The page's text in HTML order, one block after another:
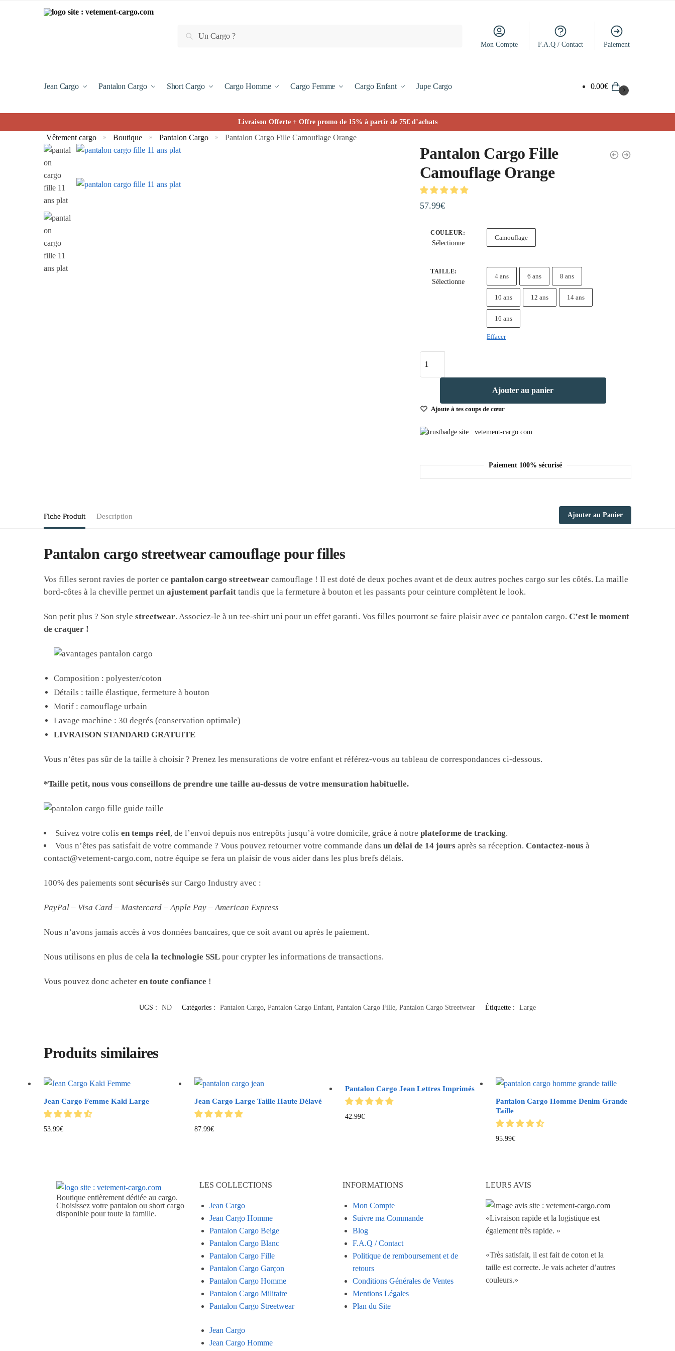
Recherche
Mon Compte F.A.Q / Contact Paiement
Jean Cargo Pantalon Cargo Short Cargo Cargo Homme Cargo Femme Cargo Enfant Jupe Cargo 0.00€ 0
Livraison Offerte + Offre promo de 15% à partir de 75€ d’achats
Vêtement cargo » Boutique » Pantalon Cargo » Pantalon Cargo Fille Camouflage Orange
Pantalon Cargo Fille
Camouflage Orange
57.99€
COULEUR :
Sélectionne
Camouflage
TAILLE:
Sélectionne
4 ans 6 ans 8 ans
10 ans 12 ans 14 ans
16 ans
Effacer
Ajouter au panier
Ajoute à tes coups de cœur
Paiement 100% sécurisé
Fiche Produit Description Ajouter au Panier
Pantalon cargo streetwear camouflage pour filles
Vos filles seront ravies de porter cepantalon cargo streetwear camouflage ! Il est doté de deux poches avant et de deux autres poches cargo sur les côtés. La maille
bord-côtes à la cheville permet unajustement parfait tandis que la fermeture à bouton et les passants pour ceinture complètent le look.
Son petit plus ? Son stylestreetwear. Associez-le à un tee-shirt uni pour un effet garanti. Vos filles pourront se faire plaisir avec ce pantalon cargo.C’est le moment
de craquer !
Composition : polyester/coton
Détails :taille élastique, fermeture à bouton
Motif : camouflage urbain
Lavage machine : 30 degrés (conservation optimale)
LIVRAISON STANDARD GRATUITE
Vous n’êtes pas sûr de la taille à choisir ? Prenez les mensurations de votre enfant et référez-vous au tableau de correspondances ci-dessous.
*Taille petit, nous vous conseillons de prendre une taille au-dessus de votre mensuration habituelle.
Suivez votre colisen temps réel, de l’envoi depuis nos entrepôts jusqu’à votre domicile, grâce à notreplateforme de tracking.
Vous n’êtes pas satisfait de votre commande ? Vous pouvez retourner votre commande dansun délai de 14 jours après sa réception.Contactez-nous à
contact@vetement-cargo.com, notre équipe se fera un plaisir de vous aider dans les plus brefs délais.
100% des paiements sontsécurisés sur Cargo Industry avec :
PayPal – Visa Card – Mastercard – Apple Pay – American Express
Nous n’avons jamais accès à vos données bancaires, que ce soit avant ou après le paiement.
Nous utilisons en plus de celala technologie SSL pour crypter les informations de transactions.
Vous pouvez donc acheteren toute confiance !
UGS : ND Catégories : Pantalon Cargo, Pantalon Cargo Enfant, Pantalon Cargo Fille, Pantalon Cargo Streetwear Étiquette : Large
Produits similaires
Jean Cargo Femme Kaki Large
53.99€
Jean Cargo Large Taille Haute Délavé
87.99€
Pantalon Cargo Jean Lettres Imprimés
42.99€
Pantalon Cargo Homme Denim Grande
Taille
95.99€
Boutique entièrement dédiée au cargo.
Choisissez votre pantalon ou short cargo
disponible pour toute la famille.
LES COLLECTIONS
Jean Cargo
Jean Cargo Homme
Pantalon Cargo Beige
Pantalon Cargo Blanc
Pantalon Cargo Fille
Pantalon Cargo Garçon
Pantalon Cargo Homme
Pantalon Cargo Militaire
Pantalon Cargo Streetwear
Jean Cargo
Jean Cargo Homme
INFORMATIONS
Mon Compte
Suivre ma Commande
Blog
F.A.Q / Contact
Politique de remboursement et de
retours
Conditions Générales de Ventes
Mentions Légales
Plan du Site
LEURS AVIS
«Livraison rapide et la logistique est
également très rapide. »
«Très satisfait, il est fait de coton et la
taille est correcte. Je vais acheter d’autres
couleurs.»